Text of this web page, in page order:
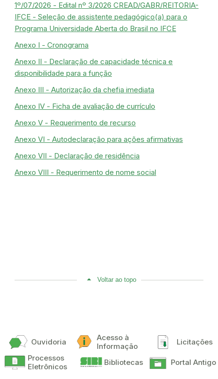
1º/07/2026 - Edital nº 3/2026 CREAD/GABR/REITORIA-
IFCE - Seleção de assistente pedagógico(a) para o
Programa Universidade Aberta do Brasil no IFCE
Anexo I - Cronograma
Anexo II - Declaração de capacidade técnica e
disponibilidade para a função
Anexo III - Autorização da chefia imediata
Anexo IV - Ficha de avaliação de currículo
Anexo V - Requerimento de recurso
Anexo VI - Autodeclaração para ações afirmativas
Anexo VII - Declaração de residência
Anexo VIII - Requerimento de nome social
Voltar ao topo
Ouvidoria
Acesso à
Informação
Licitações
Processos
Eletrônicos
Bibliotecas Portal Antigo